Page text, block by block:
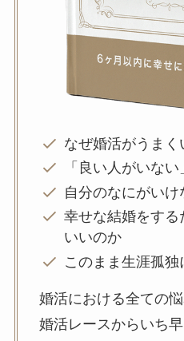
なぜ婚活がうま
「良い人がいな
自分のなにがいけ
幸せな結婚をす
いいのか
このまま生涯孤
婚活における全ての
婚活レースからいち